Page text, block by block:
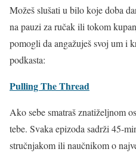
Možeš slušati u bilo koje doba
na pauzi za ručak ili tokom
pomogli da angažuješ svoj um i
podkasta:
Pulling The Thread
Ako sebe smatraš znatiželjnom
tebe. Svaka epizoda sadrži 45-
stručnjakom ili naučnikom o